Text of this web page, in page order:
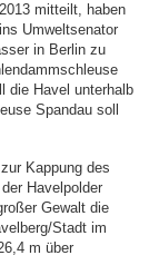
mitteilt, haben
Umweltsenator
in Berlin zu
die Havel unterhalb
Spandau soll
Kappung des
Havelpolder
Gewalt die
Stadt im
m über